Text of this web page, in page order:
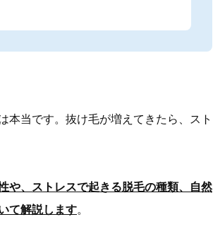
本当です。抜け毛が増えてきたら、スト
や、ストレスで起きる脱毛の種類、自然
て解説します。